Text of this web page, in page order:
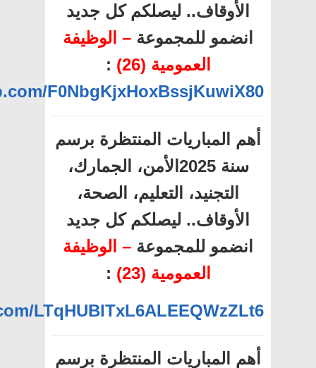
الأوقاف.. ليصلكم كل جديد
انضمو للمجموعة – الوظيفة
العمومية (26)
:
F0NbgKjxHoxBssjKuwiX80
أهم المباريات المنتظرة برسم
سنة 2025الأمن، الجمارك،
التجنيد، التعليم، الصحة،
الأوقاف.. ليصلكم كل جديد
انضمو للمجموعة – الوظيفة
العمومية (23)
:
LTqHUBlTxL6ALEEQWzZLt6
أهم المباريات المنتظرة برسم